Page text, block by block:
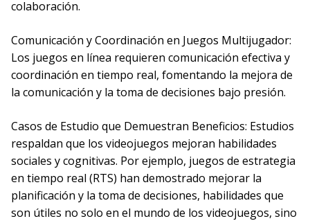
colaboración.
Comunicación y Coordinación en Juegos Multijugador:
Los juegos en línea requieren comunicación efectiva y
coordinación en tiempo real, fomentando la mejora de
la comunicación y la toma de decisiones bajo presión.
Casos de Estudio que Demuestran Beneficios: Estudios
respaldan que los videojuegos mejoran habilidades
sociales y cognitivas. Por ejemplo, juegos de estrategia
en tiempo real (RTS) han demostrado mejorar la
planificación y la toma de decisiones, habilidades que
son útiles no solo en el mundo de los videojuegos, sino